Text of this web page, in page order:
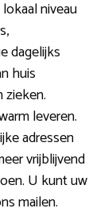
niveau
dagelijks
huis
zieken.
leveren.
adressen
vrijblijvend
U kunt uw
mailen.